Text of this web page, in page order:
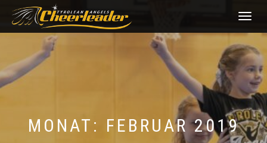
MONAT: FEBRUAR 2019